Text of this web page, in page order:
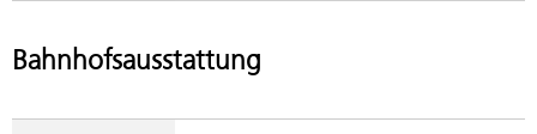
Bahnhofsausstattung